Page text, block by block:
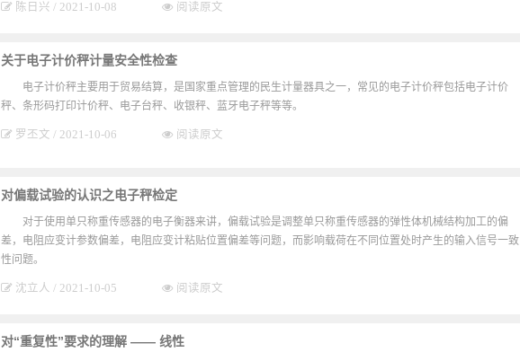
陈日兴 / 2021-10-08 阅读原文
关于电子计价秤计量安全性检查
电子计价秤主要用于贸易结算，是国家重点管理的民生计量器具之一，常见的电子计价秤包括电子计价
秤、条形码打印计价秤、电子台秤、收银秤、蓝牙电子秤等等。
罗丕文 / 2021-10-06 阅读原文
对偏载试验的认识之电子秤检定
对于使用单只称重传感器的电子衡器来讲，偏载试验是调整单只称重传感器的弹性体机械结构加工的偏
差，电阻应变计参数偏差，电阻应变计粘贴位置偏差等问题，而影响载荷在不同位置处时产生的输入信号一致
性问题。
沈立人 / 2021-10-05 阅读原文
对“重复性”要求的理解 —— 线性